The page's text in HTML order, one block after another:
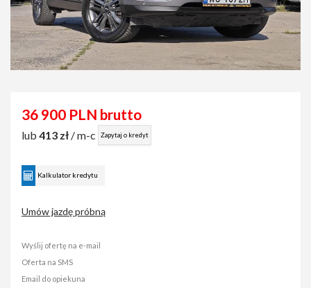
36 900 PLN brutto
lub 413 zł / m-c Zapytaj o kredyt
Kalkulator kredytu
Umów jazdę próbną
Wyślij ofertę na e-mail
Oferta na SMS
Email do opiekuna